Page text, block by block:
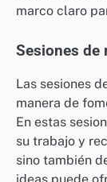
marco claro
Sesiones de
Las sesiones
manera de
En estas
su trabajo y
sino también